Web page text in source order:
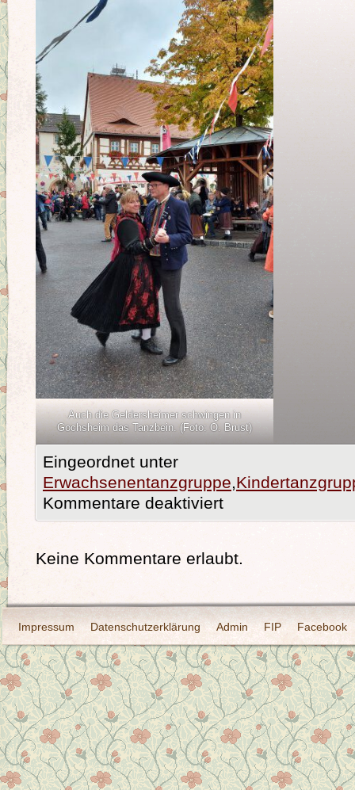
Auch die Geldersheimer schwingen in
Gochsheim das Tanzbein. (Foto: O. Brust)
Eingeordnet unter
Erwachsenentanzgruppe,
Kommentare deaktiviert
Keine Kommentare erlaubt.
Impressum Datenschutzerklärung Admin FIP Facebook